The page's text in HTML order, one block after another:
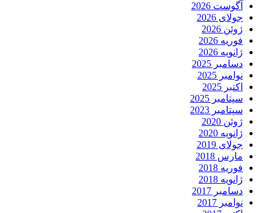
آگوست 2026
جولای 2026
ژوئن 2026
فوریه 2026
ژانویه 2026
دسامبر 2025
نوامبر 2025
اکتبر 2025
سپتامبر 2025
سپتامبر 2023
ژوئن 2020
ژانویه 2020
جولای 2019
مارس 2018
فوریه 2018
ژانویه 2018
دسامبر 2017
نوامبر 2017